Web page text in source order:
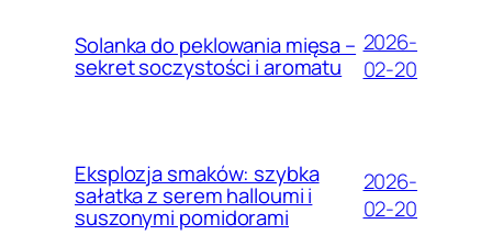
Solanka do peklowania mięsa –
sekret soczystości i aromatu
2026-
02-20
Eksplozja smaków: szybka
sałatka z serem halloumi i
suszonymi pomidorami
2026-
02-20